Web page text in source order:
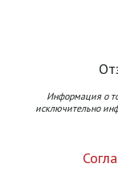
Информация о
исключительно